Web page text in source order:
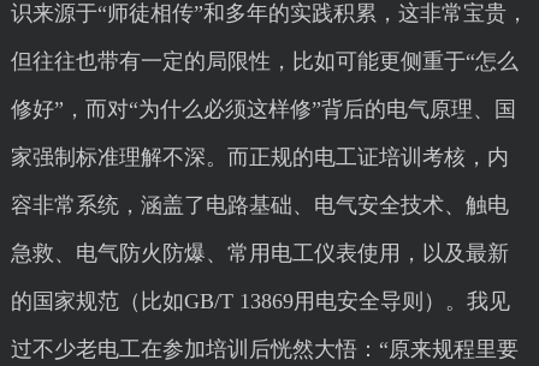
识来源于“师徒相传”和多年的实践积累，这非常宝贵，
但往往也带有一定的局限性，比如可能更侧重于“怎么
修好”，而对“为什么必须这样修”背后的电气原理、国
家强制标准理解不深。而正规的电工证培训考核，内
容非常系统，涵盖了电路基础、电气安全技术、触电
急救、电气防火防爆、常用电工仪表使用，以及最新
的国家规范（比如GB/T 13869用电安全导则）。我见
过不少老电工在参加培训后恍然大悟：“原来规程里要